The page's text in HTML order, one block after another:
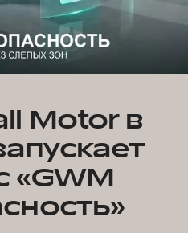
Motor в
«GWM